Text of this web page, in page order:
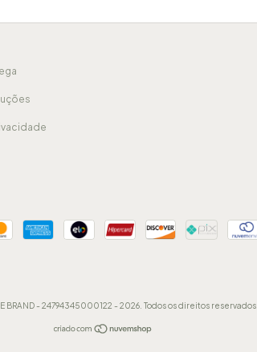
BRAND - 24794345000122 - 2026. Todos os direitos reservados.